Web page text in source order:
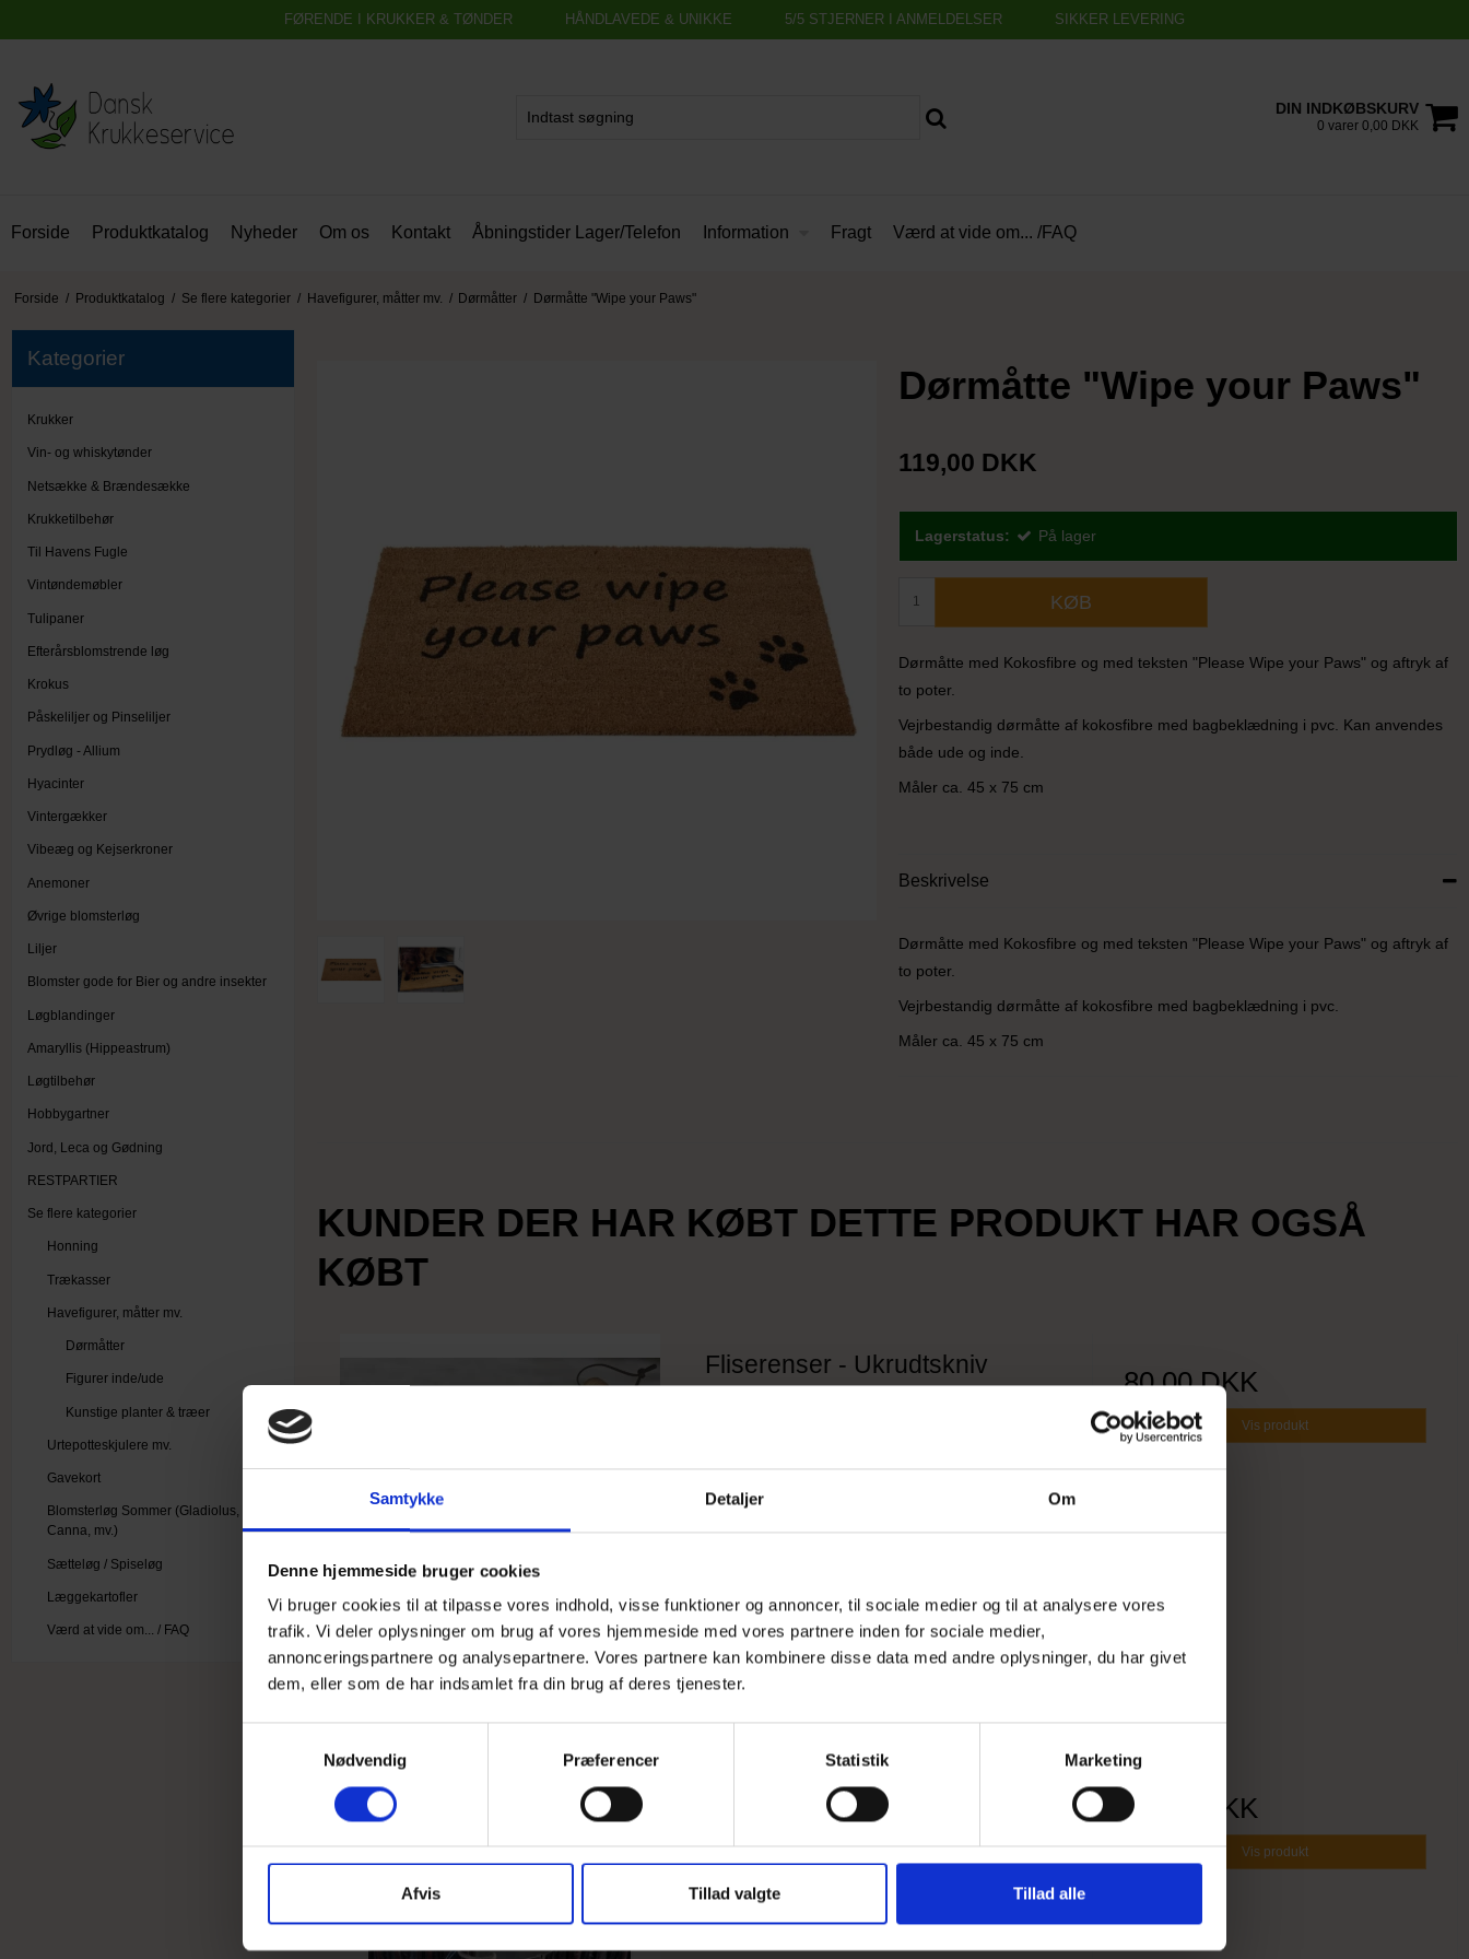
Samtykke Detaljer Om
Denne hjemmeside bruger cookies
Vi bruger cookies til at tilpasse vores indhold, visse funktioner og annoncer, til sociale medier og til at analysere vores
trafik. Vi deler oplysninger om brug af vores hjemmeside med vores partnere inden for sociale medier,
annonceringspartnere og analysepartnere. Vores partnere kan kombinere disse data med andre oplysninger, du har givet
dem, eller som de har indsamlet fra din brug af deres tjenester.
v
Nødvendig Præferencer Statistik Marketing
Afvis Tillad valgte Tillad alle
FØRENDE I KRUKKER & TØNDER HÅNDLAVEDE & UNIKKE 5/5 STJERNER I ANMELDELSER SIKKER LEVERING
DIN INDKØBSKURV
0 varer 0,00 DKK
Forside Produktkatalog Nyheder Om os Kontakt Åbningstider Lager/Telefon Information Fragt Værd at vide om... /FAQ
Forside / Produktkatalog / Se flere kategorier / Havefigurer, måtter mv. / Dørmåtter / Dørmåtte "Wipe your Paws"
Kategorier
Krukker
Vin- og whiskytønder
Netsække & Brændesække
Krukketilbehør
Til Havens Fugle
Vintøndemøbler
Tulipaner
Efterårsblomstrende løg
Krokus
Påskeliljer og Pinseliljer
Prydløg - Allium
Hyacinter
Vintergækker
Vibeæg og Kejserkroner
Anemoner
Øvrige blomsterløg
Liljer
Blomster gode for Bier og andre insekter
Løgblandinger
Amaryllis (Hippeastrum)
Løgtilbehør
Hobbygartner
Jord, Leca og Gødning
RESTPARTIER
Se flere kategorier
Honning
Trækasser
Havefigurer, måtter mv.
Dørmåtter
Figurer inde/ude
Kunstige planter & træer
Urtepotteskjulere mv.
Gavekort
Blomsterløg Sommer (Gladiolus,
Canna, mv.)
Sætteløg / Spiseløg
Læggekartofler
Værd at vide om... / FAQ
Dørmåtte "Wipe your Paws"
119,00 DKK
Lagerstatus: På lager
KØB
Dørmåtte med Kokosfibre og med teksten "Please Wipe your Paws" og aftryk af
to poter.
Vejrbestandig dørmåtte af kokosfibre med bagbeklædning i pvc. Kan anvendes
både ude og inde.
Måler ca. 45 x 75 cm
Beskrivelse
Dørmåtte med Kokosfibre og med teksten "Please Wipe your Paws" og aftryk af
to poter.
Vejrbestandig dørmåtte af kokosfibre med bagbeklædning i pvc.
Måler ca. 45 x 75 cm
KUNDER DER HAR KØBT DETTE PRODUKT HAR OGSÅ
KØBT
Fliserenser - Ukrudtskniv
80,00 DKK
Vis produkt
Løgjern / løglægger
78,00 DKK
Vis produkt